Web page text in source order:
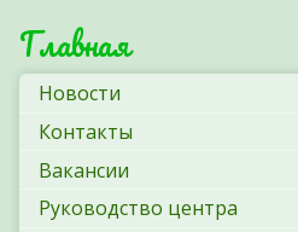
Главная
Новости
Контакты
Вакансии
Руководство центра